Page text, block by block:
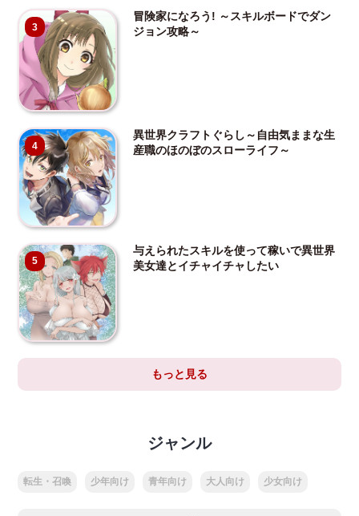
3
冒険家になろう! ～スキルボードでダン
ジョン攻略～
4
異世界クラフトぐらし～自由気ままな生
産職のほのぼのスローライフ～
5
与えられたスキルを使って稼いで異世界
美女達とイチャイチャしたい
もっと見る
ジャンル
転生・召喚 少年向け 青年向け 大人向け 少女向け